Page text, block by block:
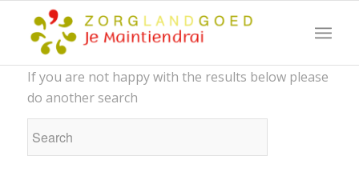
New Search
If you are not happy with the results below please
do another search